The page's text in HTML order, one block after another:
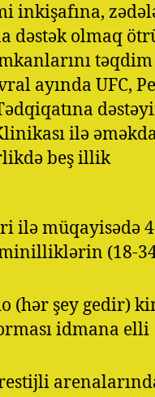
inkişafına,
dəstək olmaq
təqdim
ayında UFC,
ilə
beş illik
ilə müqayisədə
(18-
(hər şey gedir)
idmana elli